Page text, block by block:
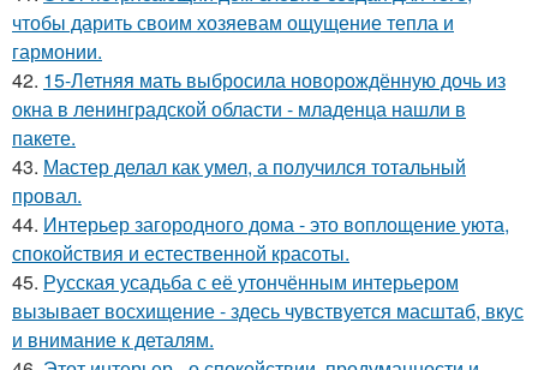
чтобы дарить своим хозяевам ощущение тепла и
гармонии.
42. 15-Летняя мать выбросила новорождённую дочь из
окна в ленинградской области - младенца нашли в
пакете.
43. Мастер делал как умел, а получился тотальный
провал.
44. Интерьер загородного дома - это воплощение уюта,
спокойствия и естественной красоты.
45. Русская усадьба с её утончённым интерьером
вызывает восхищение - здесь чувствуется масштаб, вкус
и внимание к деталям.